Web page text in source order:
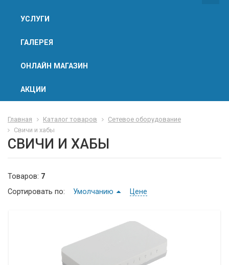
УСЛУГИ
ГАЛЕРЕЯ
ОНЛАЙН МАГАЗИН
АКЦИИ
Главная Каталог товаров
Сетевое оборудование
Свичи и хабы
СВИЧИ И ХАБЫ
Товаров: 7
Сортировать по:
Умолчанию Цене